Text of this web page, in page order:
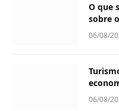
O que
sobre
06/08/
06/08/